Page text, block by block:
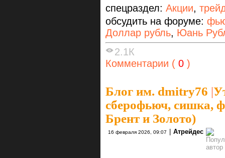
спецраздел: Акции,
обсудить на форуме:
Доллар рубль, Юань
2.1К
Комментарии ( 0 )
Блог им. dmitry76 |
сберофьюч, сишка,
Брент и Золото)
16 февраля 2026, 09:07 Атрейдес